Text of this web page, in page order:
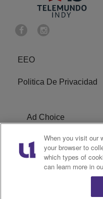
EEO
Politica De Privacidad
Ad Choice
Terms of Service
Closed Captioning
When you visit our
your browser to
which types of
can learn more in